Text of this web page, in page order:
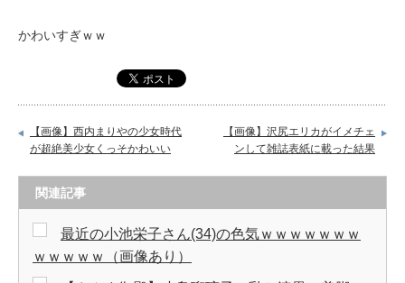
かわいすぎｗｗ
【画像】西内まりやの少女時代
が超絶美少女くっそかわいい
【画像】沢尻エリカがイメチェ
ンして雑誌表紙に載った結果
関連記事
最近の小池栄子さん(34)の色気ｗｗｗｗｗｗｗ
ｗｗｗｗｗ（画像あり）